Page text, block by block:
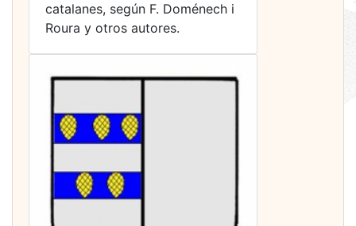
catalanes, según F. Doménech i
Roura y otros autores.